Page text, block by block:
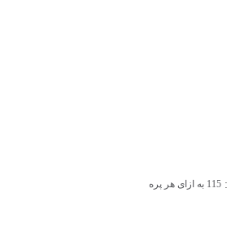
: 115 به ازای هر پره